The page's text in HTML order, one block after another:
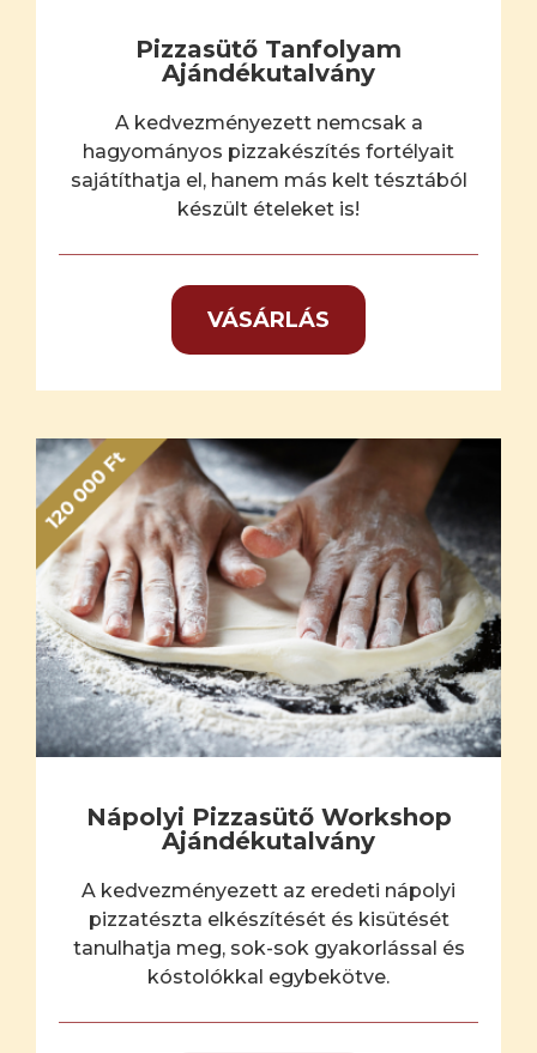
Pizzasütő Tanfolyam
Ajándékutalvány
A kedvezményezett nemcsak a
hagyományos pizzakészítés fortélyait
sajátíthatja el, hanem más kelt tésztából
készült ételeket is!
VÁSÁRLÁS
Nápolyi Pizzasütő Workshop
Ajándékutalvány
A kedvezményezett az eredeti nápolyi
pizzatészta elkészítését és kisütését
tanulhatja meg, sok-sok gyakorlással és
kóstolókkal egybekötve.